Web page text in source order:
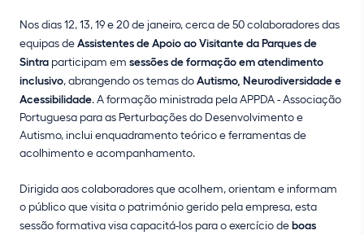
Nos dias 12, 13, 19 e 20 de janeiro, cerca de 50 colaboradores das
equipas de Assistentes de Apoio ao Visitante da Parques de
Sintra participam em sessões de formação em atendimento
inclusivo, abrangendo os temas do Autismo, Neurodiversidade e
Acessibilidade. A formação ministrada pela APPDA - Associação
Portuguesa para as Perturbações do Desenvolvimento e
Autismo, inclui enquadramento teórico e ferramentas de
acolhimento e acompanhamento.
Dirigida aos colaboradores que acolhem, orientam e informam
o público que visita o património gerido pela empresa, esta
sessão formativa visa capacitá-los para o exercício deboas